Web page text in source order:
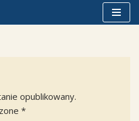
opublikowany.
*